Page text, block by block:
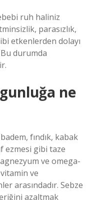
ruh haliniz
parasızlık,
etkenlerden dolayı
durumda
ne
fındık, kabak
ezmesi gibi taze
ve omega-
ve
arasındadır. Sebze
azaltmak